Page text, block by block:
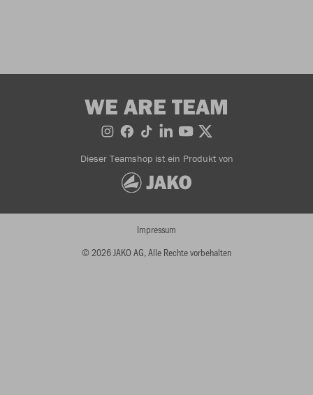
WE ARE TEAM
Dieser Teamshop ist ein Produkt von
© 2026 JAKO AG, Alle Rechte vorbehalten
Impressum